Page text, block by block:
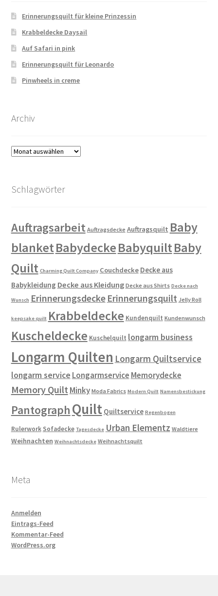
Erinnerungsquilt für kleine Prinzessin
Krabbeldecke Daysail
Auf Safari in pink
Erinnerungsquilt für Leonardo
Pinwheels in creme
Archiv
Archiv
Schlagwörter
Auftragsarbeit Auftragsdecke Auftragsquilt Baby
blanketBabydeckeBabyquiltBaby
Quilt Charming Quilt Company Couchdecke Decke aus
Babykleidung Decke aus Kleidung Decke aus Shirts Decke nach
Wunsch Erinnerungsdecke Erinnerungsquilt Jelly Roll
keepsake quilt Krabbeldecke Kundenquilt Kundenwunsch
Kuscheldecke Kuschelquilt longarm business
Longarm Quilten Longarm Quiltservice
longarm service Longarmservice Memorydecke
Memory Quilt Minky Moda Fabrics Modern Quilt Namensbestickung
Pantograph Quilt Quiltservice Regenbogen
Rulerwork Sofadecke Tagesdecke Urban Elementz Waldtiere
Weihnachten Weihnachtsdecke Weihnachtsquilt
Meta
Anmelden
Eintrags-Feed
Kommentar-Feed
WordPress.org